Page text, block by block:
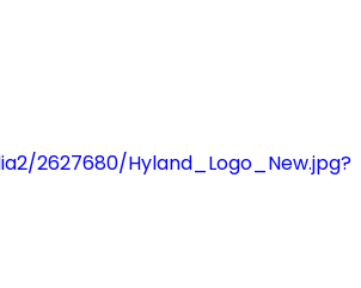
2627680/Hyland_Logo_New.jpg?